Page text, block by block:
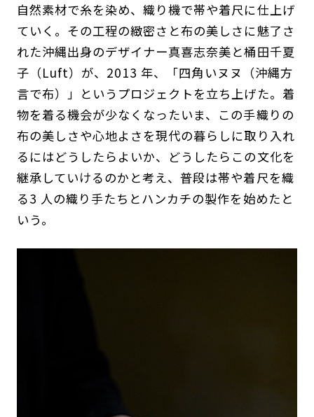
自然素材で糸を染め、織り機で帯や着尺に仕上げ
ていく。その工程の緻密さと布の美しさに魅了さ
れた沖縄出身のデザイナー真喜志奈美と桶田千夏
子（Luft）が、2013 年、「四角いヌヌ（沖縄方
言で布）」というプロジェクトを立ち上げた。着
物を着る機会が少なくなったいま、この手織りの
布の美しさや心地よさを現代の暮らしに取り入れ
るにはどうしたらよいか、どうしたらこの文化を
継承していけるのかと考え、普段は帯や着尺を織
る3 人の織り手たちとハンカチの製作を始めたと
いう。